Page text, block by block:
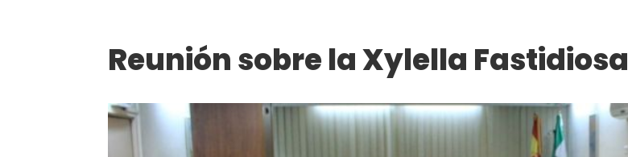
Reunión sobre la Xylella Fastidiosa